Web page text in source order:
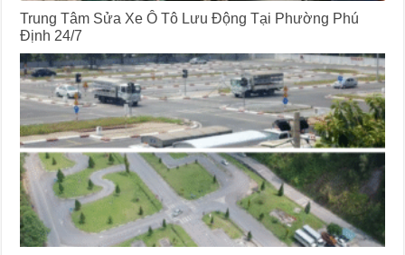
Trung Tâm Sửa Xe Ô Tô Lưu Động Tại Phường Phú
Định 24/7